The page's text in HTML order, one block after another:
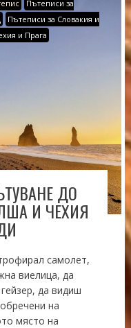
Пътеписи за
Пътеписи за Словакия и
и Прага
ДО
И ЧЕХИЯ
самолет,
виелица, да
да видиш
на
място на